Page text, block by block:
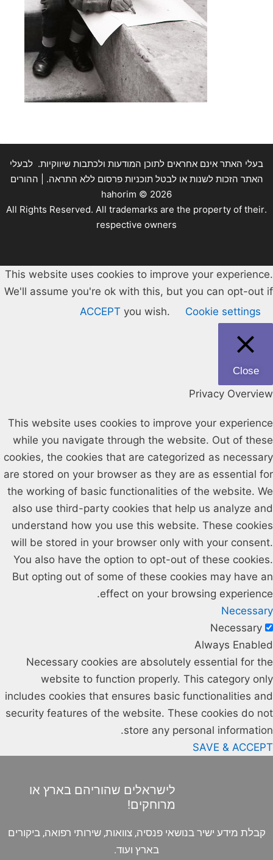
בעלי האתר אינם אחראים לתוכן המודעות ולכתבות שיווקיות. לבעלי
האתר הזכות לשנות או לבטל תוכניות פרסום ללא התראה. | ההורים
hahorim © 2026
.All Rights Reserved. All trademarks are the property of their
respective owners
This website uses cookies to improve your experience.
We'll assume you're ok with this, but you can opt-out if
you wish.
Cookie settings
ACCEPT
Close
Privacy Overview
This website uses cookies to improve your experience
while you navigate through the website. Out of these
cookies, the cookies that are categorized as necessary
are stored on your browser as they are as essential for
the working of basic functionalities of the website. We
also use third-party cookies that help us analyze and
understand how you use this website. These cookies
will be stored in your browser only with your consent.
You also have the option to opt-out of these cookies.
But opting out of some of these cookies may have an
effect on your browsing experience.
Necessary
Necessary
Always Enabled
Necessary cookies are absolutely essential for the
website to function properly. This category only
includes cookies that ensures basic functionalities and
security features of the website. These cookies do not
store any personal information.
SAVE & ACCEPT
לישראלים שהוריהם בארץ או
מרוחקים!
קבלת מידע ישיר בנושאי פנסיה, צוואות, שירותי רפואה, ביקורים
בארץ ועוד.